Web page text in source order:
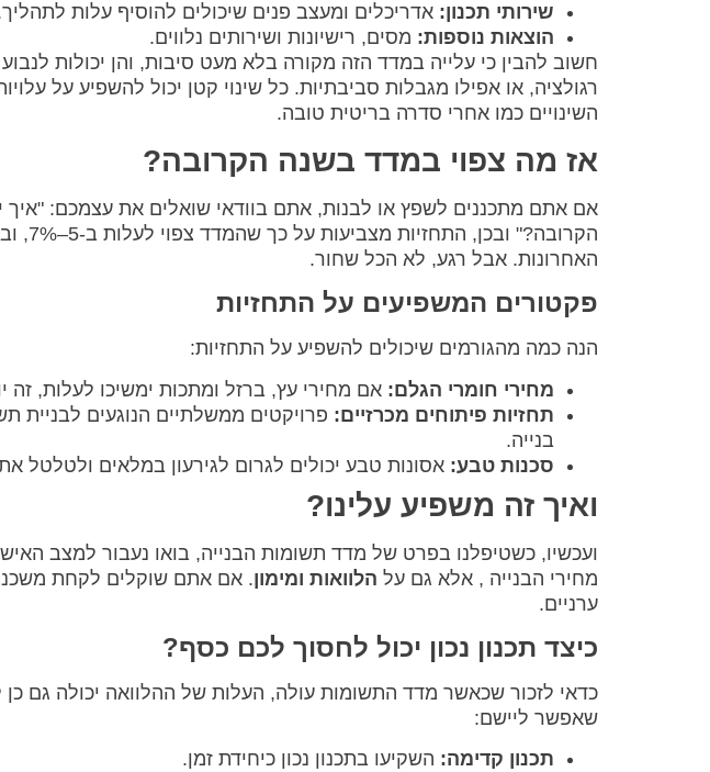
שירותי תכנון: אדריכלים ומעצב פנים שיכולים להוסיף עלות
הוצאות נוספות: מסים, רישיונות ושירותים נלווים.
חשוב להבין כי עלייה במדד הזה מקורה בלא מעט סיבות, והן יכולות
רגולציה, או אפילו מגבלות סביבתיות. כל שינוי קטן יכול להשפיע על
השינויים כמו אחרי סדרה בריטית טובה.
אז מה צפוי במדד בשנה הקרובה?
אם אתם מתכננים לשפץ או לבנות, אתם בוודאי שואלים את עצמכם: "איך
האחרונות. אבל רגע, לא הכל שחור.
פקטורים המשפיעים על התחזיות
הנה כמה מהגורמים שיכולים להשפיע על התחזיות:
מחירי חומרי הגלם: אם מחירי עץ, ברזל ומתכות ימשיכו לעלות, זה
תחזיות פיתוחים מכרזיים: פרויקטים ממשלתיים הנוגעים לבניית
בנייה.
סכנות טבע: אסונות טבע יכולים לגרום לגירעון במלאים ולטלטל
ואיך זה משפיע עלינו?
ועכשיו, כשטיפלנו בפרט של מדד תשומות הבנייה, בואו נעבור למצב
מחירי הבנייה , אלא גם על הלוואות ומימון. אם אתם שוקלים לקחת
ערניים.
כיצד תכנון נכון יכול לחסוך לכם כסף?
כדאי לזכור שכאשר מדד התשומות עולה, העלות של ההלוואה יכולה גם כן
שאפשר ליישם:
תכנון קדימה: השקיעו בתכנון נכון כיחידת זמן.